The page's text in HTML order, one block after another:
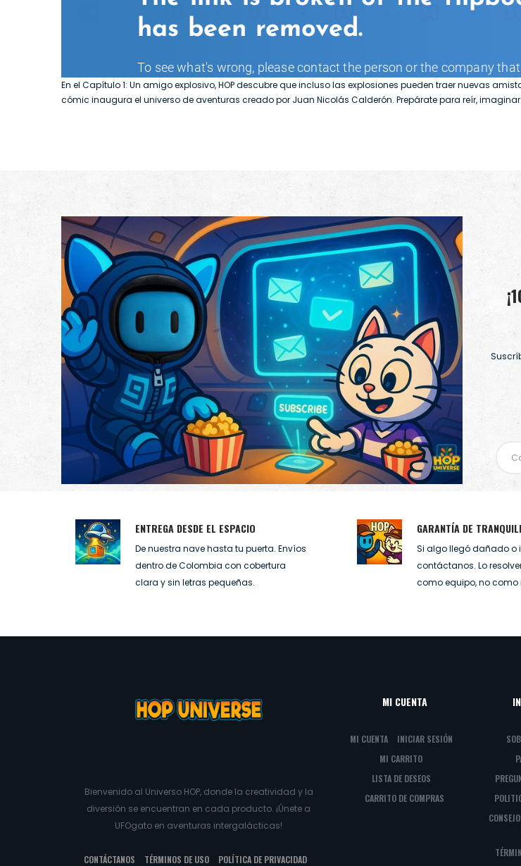
En el Capítulo 1: Un amigo explosivo, HOP descubre que incluso las explosiones pueden traer nuevas
cómic inaugura el universo de aventuras creado por Juan Nicolás Calderón. Prepárate para reír,
ENTREGA DESDE EL ESPACIO
De nuestra nave hasta tu puerta. Envíos
dentro de Colombia con cobertura
clara y sin letras pequeñas.
GARANTÍA DE
Si algo llegó dañado o
contáctanos. Lo
como equipo, no como
Bienvenido al Universo HOP, donde la creatividad y la
diversión se encuentran en cada producto. ¡Únete a
UFOgato en aventuras intergalácticas!
CONTÁCTANOS TÉRMINOS DE USO POLÍTICA DE PRIVACIDAD
MI CUENTA
MI CUENTA
INICIAR SESIÓN
MI CARRITO
LISTA DE DESEOS
CARRITO DE COMPRAS